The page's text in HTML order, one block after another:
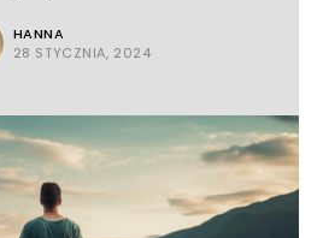
HANNA
28 STYCZNIA, 2024